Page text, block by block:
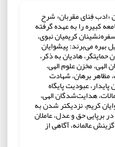
فِنای مقربان» شرح
كبیره را به عهده گرفته
كریمیان نبوی،
بهره می‌برند: پیشوایان
حمایتگر، هادیان به ذكر،
الهی، مخزن علوم الهی،
مظاهر برهان، شهادت
عبودیت پایگاه
هدایت‌شدگان الهی،
كریم، نزدیکتر شدن به
برپایی حق و عدل، عاملان
عالمانه، آگاهی از